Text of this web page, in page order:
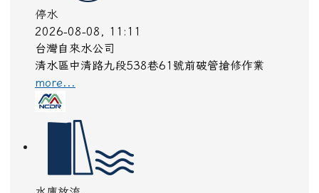
停水
2026-08-08, 11:11
台灣自來水公司
清水區中清路九段538巷61號前破管搶修作業
more...